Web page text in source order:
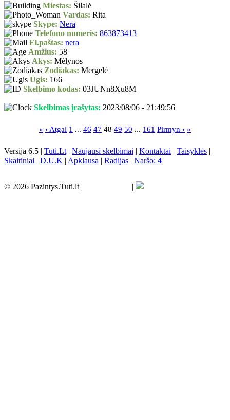
Miestas: Šilalė
Vardas: Rita
Skype: Nera
Telefono numeris: 863873413
El.paštas: nera
Amžius: 58
Akys: Mėlynos
Zodiakas: Mergelė
Ūgis: 166
Skelbimo kodas: 03JUNn8Xu8M
Skelbimas įrašytas: 2023/08/06 - 21:49:56
« ‹ Atgal 1 ... 46 47 48 49 50 ... 161 Pirmyn › »
Versija 6.5 | Tuti.Lt | Naujausi skelbimai | Kontaktai | Taisyklės |
Skaitiniai | D.U.K | Apklausa | Radijas | Naršo: 4
© 2026 Pazintys.Tuti.lt | |